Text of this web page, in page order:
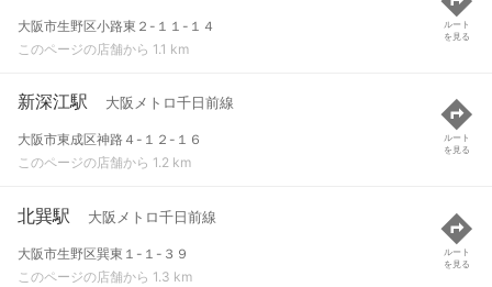
大阪市生野区小路東２-１１-１４
このページの店舗から 1.1 km
ルート
を見る
新深江駅 大阪メトロ千日前線
大阪市東成区神路４-１２-１６
このページの店舗から 1.2 km
ルート
を見る
北巽駅 大阪メトロ千日前線
大阪市生野区巽東１-１-３９
このページの店舗から 1.3 km
ルート
を見る